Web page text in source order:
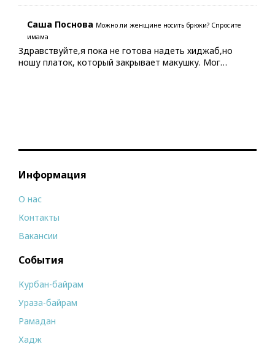
Саша Поснова Можно ли женщине носить брюки? Спросите
имама
Здравствуйте,я пока не готова надеть хиджаб,но
ношу платок, который закрывает макушку. Мог…
Информация
О нас
Контакты
Вакансии
События
Курбан-байрам
Ураза-байрам
Рамадан
Хадж